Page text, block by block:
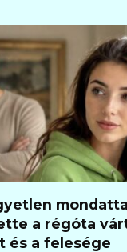
a régóta
és a felesége